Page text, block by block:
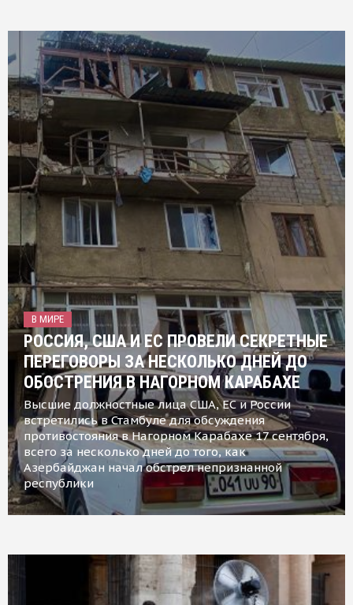
В МИРЕ
РОССИЯ, США И ЕС ПРОВЕЛИ СЕКРЕТНЫЕ
ПЕРЕГОВОРЫ ЗА НЕСКОЛЬКО ДНЕЙ ДО
ОБОСТРЕНИЯ В НАГОРНОМ КАРАБАХЕ
Высшие должностные лица США, ЕС и России
встретились в Стамбуле для обсуждения
противостояния в Нагорном Карабахе 17 сентября,
всего за несколько дней до того, как
Азербайджан начал обстрел непризнанной
республики